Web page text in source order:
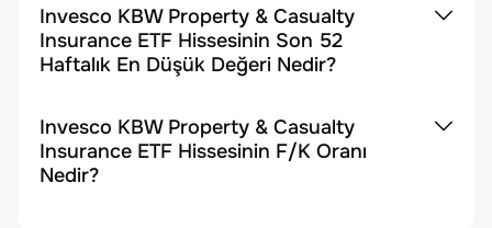
Invesco KBW Property & Casualty
Insurance ETF Hissesinin Son 52
Haftalık En Düşük Değeri Nedir?
Invesco KBW Property & Casualty
Insurance ETF Hissesinin F/K Oranı
Nedir?